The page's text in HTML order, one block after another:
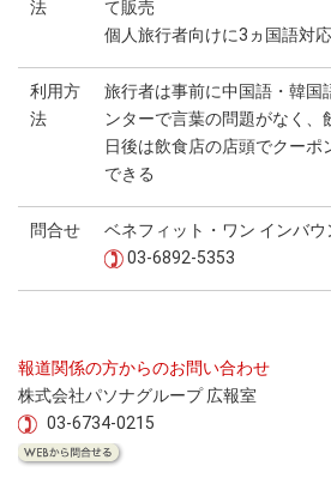
法
て販売
個人旅行者向けに3ヵ国語対
利用方
法
旅行者は事前に中国語・韓国
ンターで言葉の問題がなく、
日後は飲食店の店頭でクーポ
できる
問合せ
ベネフィット・ワン インバウ
03-6892-5353
報道関係の方からのお問い合わせ
株式会社パソナグループ 広報室
03-6734-0215